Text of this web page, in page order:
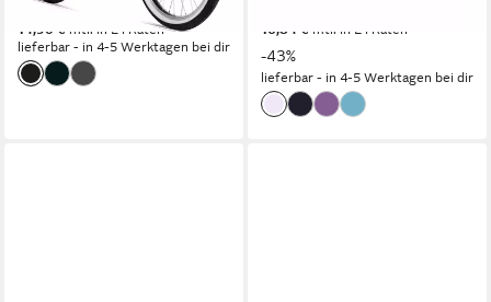
299,90 €
14,90 € mtl. in 24 Raten
lieferbar - in 4-5 Werktagen bei dir
16,84 € mtl. in 24 Raten
-43%
lieferbar - in 4-5 Werktagen bei dir